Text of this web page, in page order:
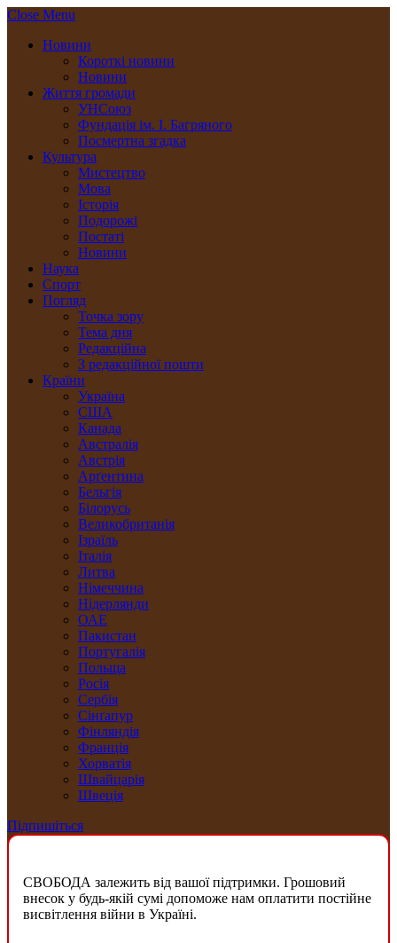
Close Menu
Новини
Короткі новини
Новини
Життя громади
УНСоюз
Фундація ім. І. Багряного
Посмертна згадка
Культура
Мистецтво
Мова
Історія
Подорожі
Постаті
Новини
Наука
Спорт
Погляд
Точка зору
Тема дня
Редакційна
З редакційної пошти
Країни
Україна
США
Канада
Австралія
Австрія
Арґентина
Бельгія
Білорусь
Великобританія
Ізраїль
Італія
Литва
Німеччина
Нідерлянди
ОАЕ
Пакистан
Португалія
Польща
Росія
Сербія
Сінґапур
Фінляндія
Франція
Хорватія
Швайцарія
Швеція
Підпишіться
СВОБОДА залежить від вашої підтримки. Грошовий
внесок у будь-якій сумі допоможе нам оплатити постійне
висвітлення війни в Україні.